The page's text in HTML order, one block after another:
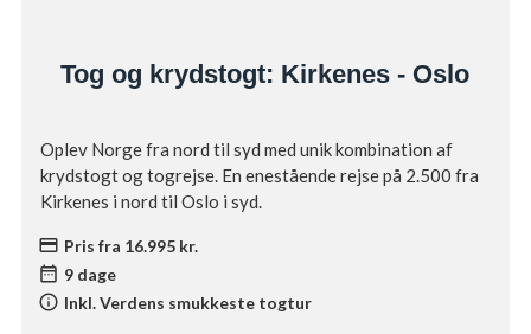
Tog og krydstogt: Kirkenes - Oslo
Oplev Norge fra nord til syd med unik kombination af
krydstogt og togrejse. En enestående rejse på 2.500 fra
Kirkenes i nord til Oslo i syd.
credit_card Pris fra 16.995 kr.
date_range 9 dage
info Inkl. Verdens smukkeste togtur